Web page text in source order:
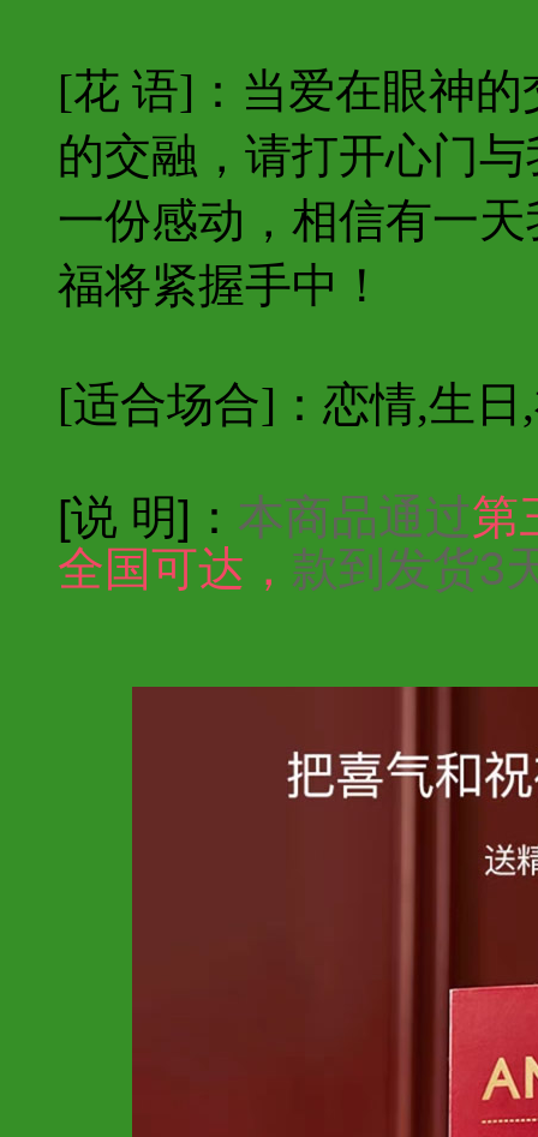
[花 语]：当爱在眼神
的交融，请打开心门
一份感动，相信有一
福将紧握手中！
[适合场合]：恋情,生日
[说 明]： 本商品通过第
全国可达， 款到发货3